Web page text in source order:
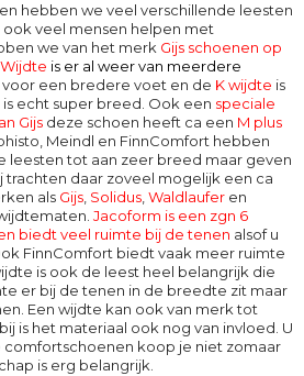
hebben we veel verschillende leesten
veel mensen helpen met
we van het merk Gijs schoenen op
Wijdte is er al weer van meerdere
voor een bredere voet en de K wijdte is
is echt super breed. Ook een speciale
Gijs deze schoen heeft ca een M plus
Meindl en FinnComfort hebben
leesten tot aan zeer breed maar geven
trachten daar zoveel mogelijk een ca
als Gijs, Solidus,Waldlaufer en
Jacoform is een zgn 6
biedt veel ruimte bij de tenen alsof u
FinnComfort biedt vaak meer ruimte
is ook de leest heel belangrijk die
er bij de tenen in de breedte zit maar
Een wijdte kan ook van merk tot
is het materiaal ook nog van invloed. U
koop je niet zomaar
is erg belangrijk.